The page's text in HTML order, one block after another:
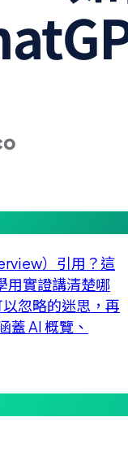
）引用？這
用實證講清楚哪
忽略的迷思，再
蓋 AI 概覽、